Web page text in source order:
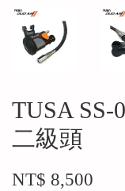
TUSA SS-
二級頭
NT$ 8,500